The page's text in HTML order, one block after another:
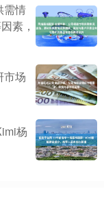
需情
素，
市场
杨